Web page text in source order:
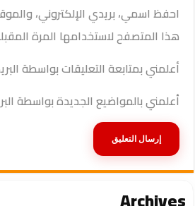
احفظ اسمي، بريدي الإلكتروني،
هذا المتصفح لاستخدامها المرة
أعلمني بمتابعة التعليقات بواسطة
أعلمني بالمواضيع الجديدة بواسطة